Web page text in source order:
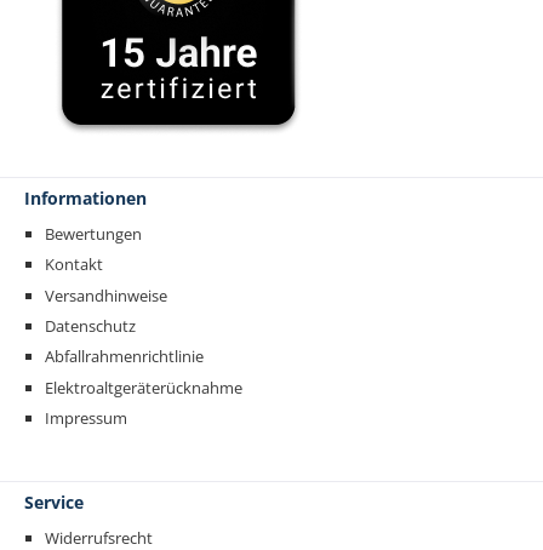
Informationen
Bewertungen
Kontakt
Versandhinweise
Datenschutz
Abfallrahmenrichtlinie
Elektroaltgeräterücknahme
Impressum
Service
Widerrufsrecht